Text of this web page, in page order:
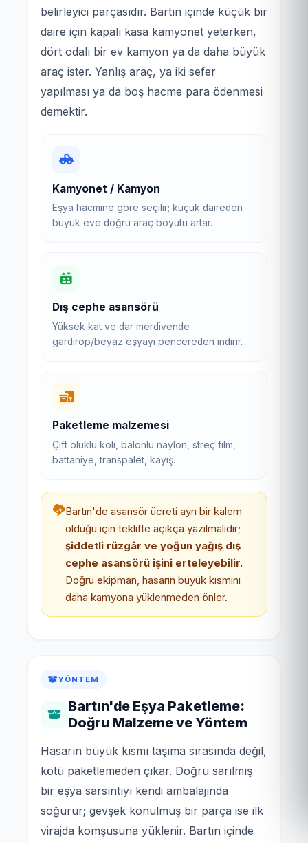
belirleyici parçasıdır. Bartın içinde küçük bir
daire için kapalı kasa kamyonet yeterken,
dört odalı bir ev kamyon ya da daha büyük
araç ister. Yanlış araç, ya iki sefer
yapılması ya da boş hacme para ödenmesi
demektir.
Kamyonet / Kamyon
Eşya hacmine göre seçilir; küçük daireden
büyük eve doğru araç boyutu artar.
Dış cephe asansörü
Yüksek kat ve dar merdivende
gardırop/beyaz eşyayı pencereden indirir.
Paketleme malzemesi
Çift oluklu koli, balonlu naylon, streç film,
battaniye, transpalet, kayış.
Bartın'de asansör ücreti ayrı bir kalem
olduğu için teklifte açıkça yazılmalıdır;
şiddetli rüzgâr ve yoğun yağış dış
cephe asansörü işini erteleyebilir.
Doğru ekipman, hasarın büyük kısmını
daha kamyona yüklenmeden önler.
YÖNTEM
Bartın'de Eşya Paketleme:
Doğru Malzeme ve Yöntem
Hasarın büyük kısmı taşıma sırasında değil,
kötü paketlemeden çıkar. Doğru sarılmış
bir eşya sarsıntıyı kendi ambalajında
soğurur; gevşek konulmuş bir parça ise ilk
virajda komşusuna yüklenir. Bartın içinde